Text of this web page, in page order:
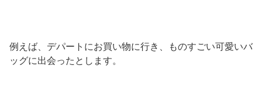
例えば、デパートにお買い物に行き、ものすごい可愛いバ
ッグに出会ったとします。